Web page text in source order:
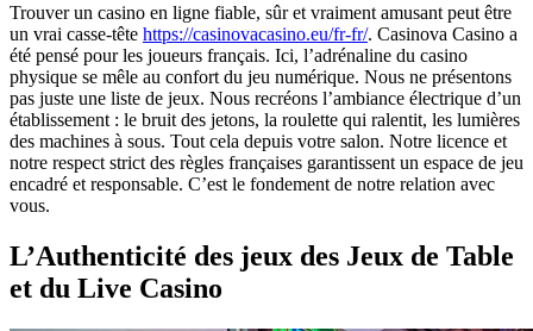
Trouver un casino en ligne fiable, sûr et vraiment amusant peut être
un vrai casse-tête https://casinovacasino.eu/fr-fr/. Casinova Casino a
été pensé pour les joueurs français. Ici, l’adrénaline du casino
physique se mêle au confort du jeu numérique. Nous ne présentons
pas juste une liste de jeux. Nous recréons l’ambiance électrique d’un
établissement : le bruit des jetons, la roulette qui ralentit, les lumières
des machines à sous. Tout cela depuis votre salon. Notre licence et
notre respect strict des règles françaises garantissent un espace de jeu
encadré et responsable. C’est le fondement de notre relation avec
vous.
L’Authenticité des jeux des Jeux de Table
et du Live Casino